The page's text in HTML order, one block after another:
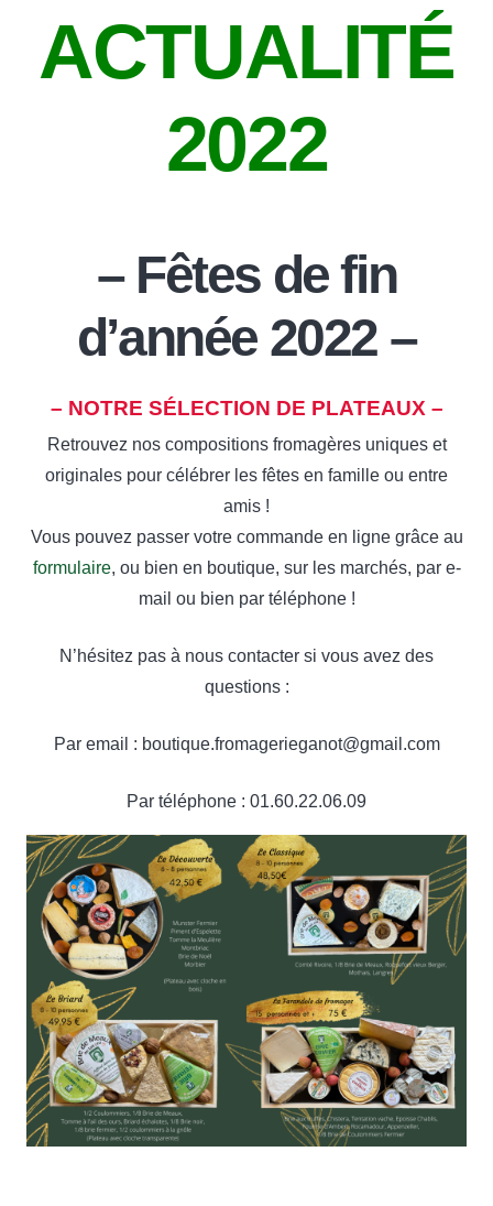
ACTUALITÉ
2022
– Fêtes de fin
d’année 2022 –
– NOTRE SÉLECTION DE PLATEAUX –
Retrouvez nos compositions fromagères uniques et
originales pour célébrer les fêtes en famille ou entre
amis !
Vous pouvez passer votre commande en ligne grâce au
formulaire, ou bien en boutique, sur les marchés, par e-
mail ou bien par téléphone !
N’hésitez pas à nous contacter si vous avez des
questions :
Par email : boutique.fromagerieganot@gmail.com
Par téléphone : 01.60.22.06.09